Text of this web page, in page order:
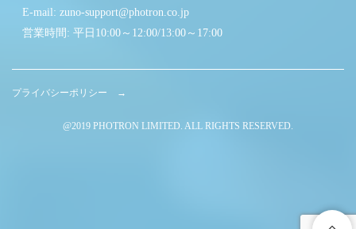
E-mail: zuno-support@photron.co.jp
営業時間: 平日10:00～12:00/13:00～17:00
プライバシーポリシー →
@2019 PHOTRON LIMITED. ALL RIGHTS RESERVED.